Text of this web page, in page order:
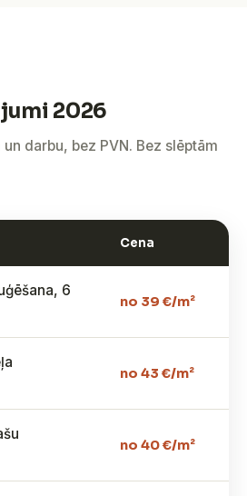
2026
darbu, bez PVN. Bez slēptām
Cena
6
no 39 €/m²
no 43 €/m²
no 40 €/m²